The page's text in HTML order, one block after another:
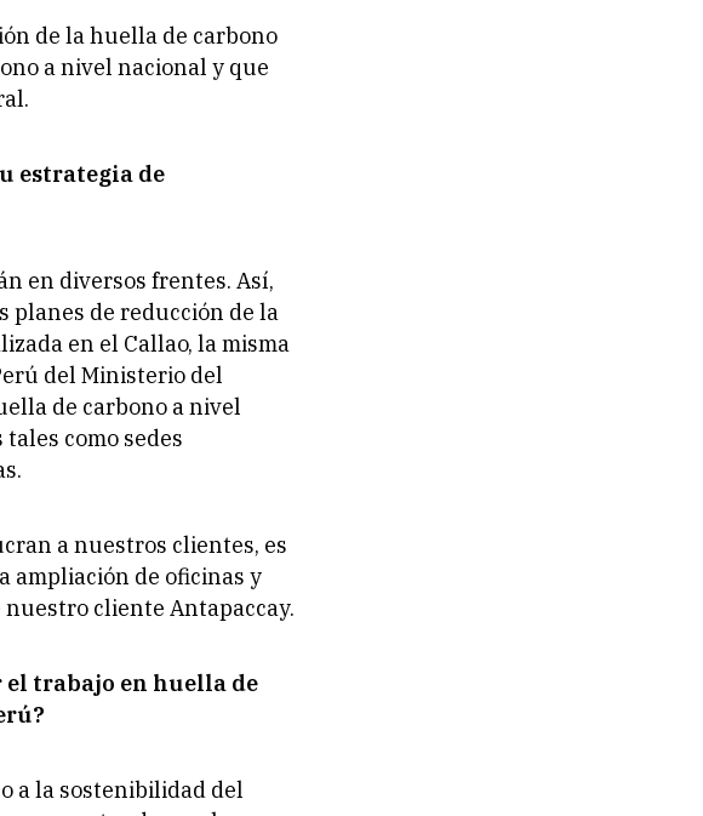
de la huella de carbono
a nivel nacional y que
estrategia de
en diversos frentes. Así,
planes de reducción de la
en el Callao, la misma
del Ministerio del
de carbono a nivel
como sedes
a nuestros clientes, es
ampliación de oficinas y
cliente Antapaccay.
el trabajo en huella de
a la sostenibilidad del